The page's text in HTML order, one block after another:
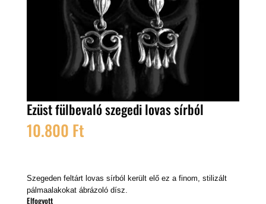
Ezüst fülbevaló szegedi lovas sírból
10.800 Ft
Szegeden feltárt lovas sírból került elő ez a finom, stilizált
pálmaalakokat ábrázoló dísz.
Elfogyott